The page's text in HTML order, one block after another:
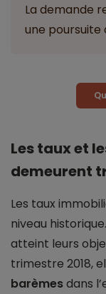
La demande
une poursuite
Les taux et
demeurent
Les taux
niveau
atteint leurs
trimestre 2018,
barèmesdans